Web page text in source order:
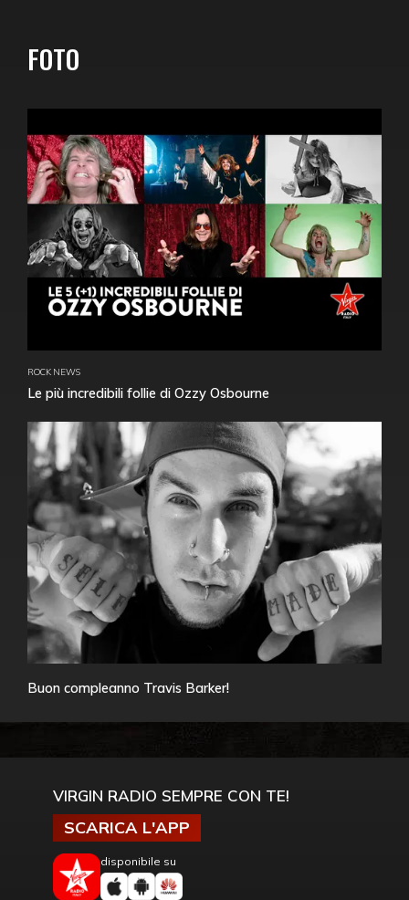
FOTO
ROCK NEWS
Le più incredibili follie di Ozzy Osbourne
Buon compleanno Travis Barker!
VIRGIN RADIO SEMPRE CON TE!
SCARICA L'APP
disponibile su